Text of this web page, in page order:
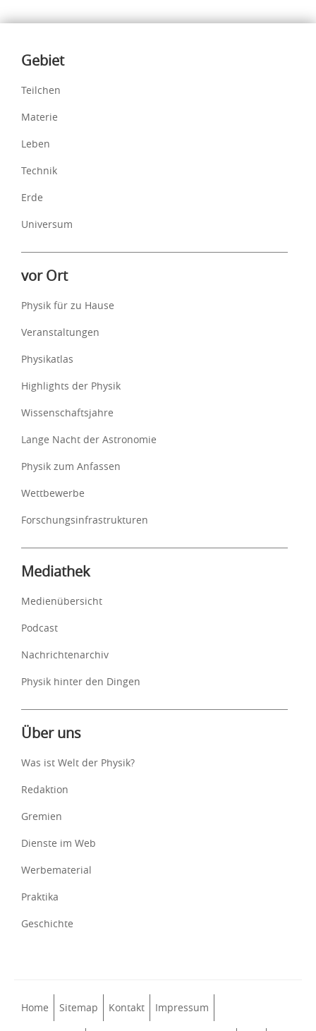
Inhalte
Gebiet
Teilchen
Materie
Leben
Technik
Erde
Universum
vor Ort
Physik für zu Hause
Veranstaltungen
Physikatlas
Highlights der Physik
Wissenschaftsjahre
Lange Nacht der Astronomie
Physik zum Anfassen
Wettbewerbe
Forschungsinfrastrukturen
Mediathek
Medienübersicht
Podcast
Nachrichtenarchiv
Physik hinter den Dingen
Über uns
Was ist Welt der Physik?
Redaktion
Gremien
Dienste im Web
Werbematerial
Praktika
Geschichte
Home Sitemap Kontakt Impressum